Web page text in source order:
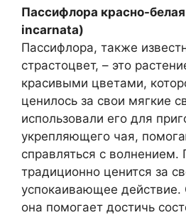
Пассифлора красно-
incarnata)
Пассифлора, также
страстоцвет, – это
красивыми цветами,
ценилось за свои мягкие
использовали его для
укрепляющего чая,
справляться с волнением.
традиционно ценится за
успокаивающее действие.
она помогает достичь